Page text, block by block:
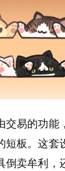
交易的功能
短板。这套
倒卖牟利，